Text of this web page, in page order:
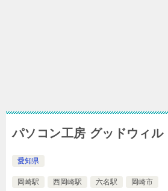
パソコン工房 グッドウィル
愛知県
岡崎駅 西岡崎駅 六名駅 岡崎市